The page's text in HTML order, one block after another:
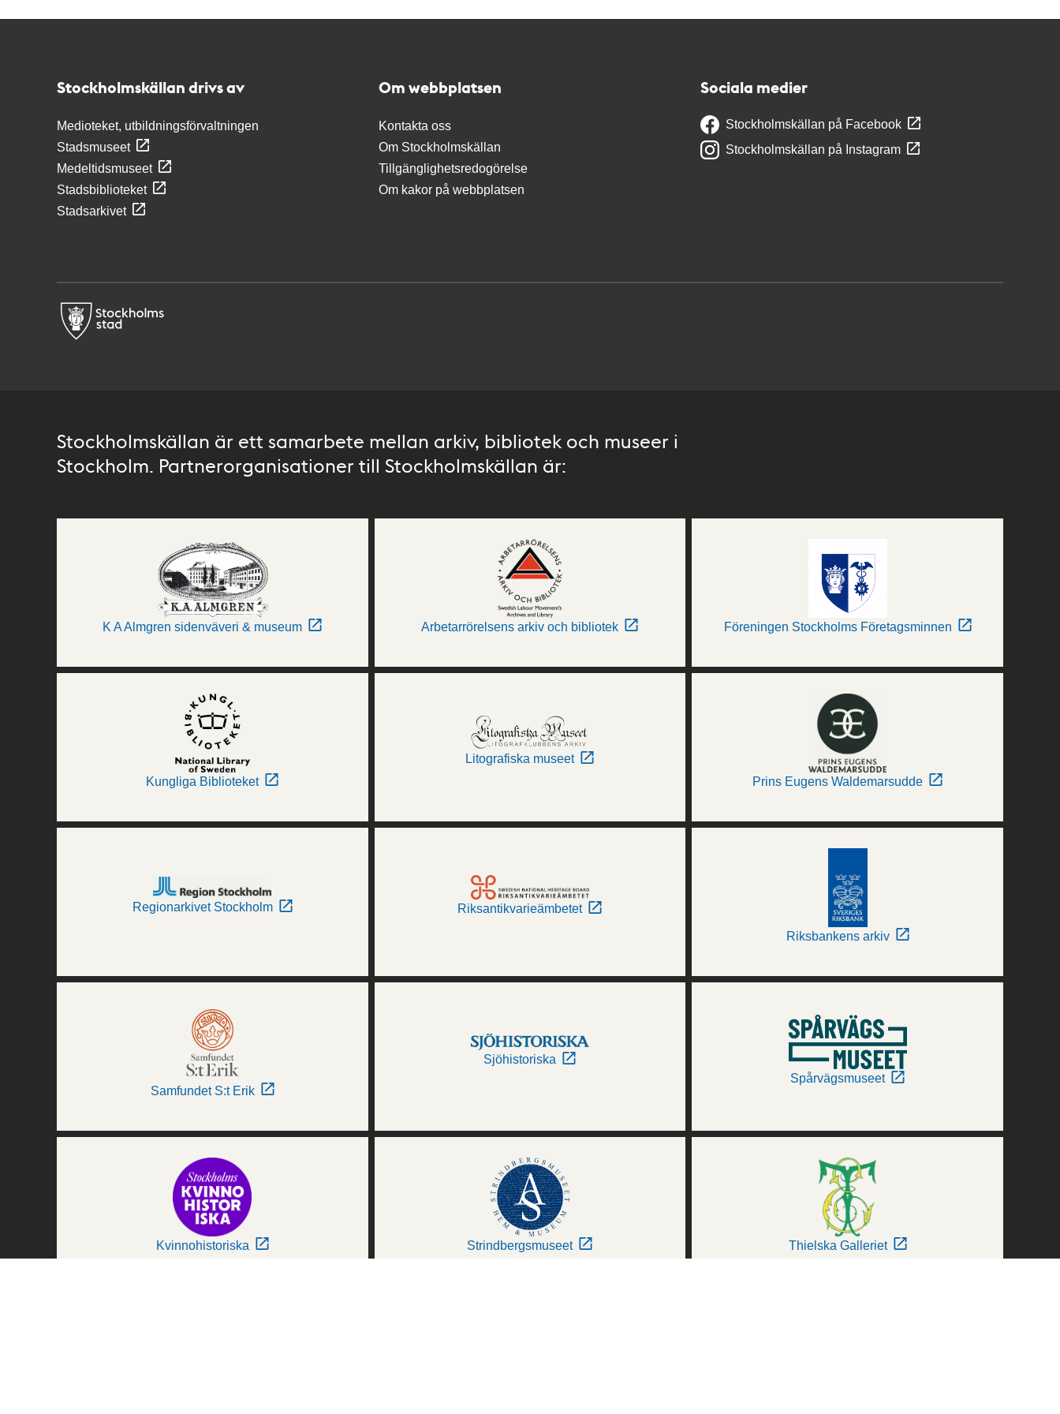
Stockholmskällan drivs av
Medioteket, utbildningsförvaltningen
Stadsmuseet
Medeltidsmuseet
Stadsbiblioteket
Stadsarkivet
Om webbplatsen
Kontakta oss
Om Stockholmskällan
Tillgänglighetsredogörelse
Om kakor på webbplatsen
Sociala medier
Stockholmskällan på Facebook
Stockholmskällan på Instagram
Stockholmskällan är ett samarbete mellan arkiv, bibliotek och museer i
Stockholm. Partnerorganisationer till Stockholmskällan är:
K A Almgren sidenväveri & museum Arbetarrörelsens arkiv och bibliotek Föreningen Stockholms Företagsminnen
Kungliga Biblioteket
Litografiska museet
Prins Eugens Waldemarsudde
Regionarkivet Stockholm Riksantikvarieämbetet
Riksbankens arkiv
Samfundet S:t Erik
Sjöhistoriska
Spårvägsmuseet
Kvinnohistoriska Strindbergsmuseet Thielska Galleriet